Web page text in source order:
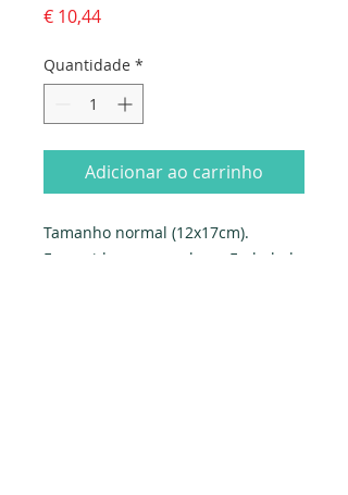
€ 10,44Preço
Quantidade *
Adicionar ao carrinho
Tamanho normal (12x17cm).
Fornecido com envelope. Embalado